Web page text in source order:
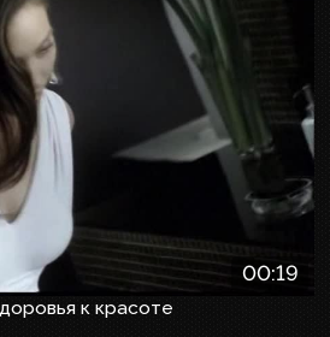
00:19
к красоте